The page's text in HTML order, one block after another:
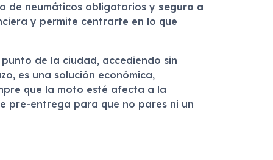
de neumáticos obligatorios y seguro a
y permite centrarte en lo que
de la ciudad, accediendo sin
es una solución económica,
que la moto esté afecta a la
pre-entrega para que no pares ni un